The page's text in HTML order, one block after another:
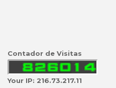
Contador de Visitas
Your IP: 216.73.217.11